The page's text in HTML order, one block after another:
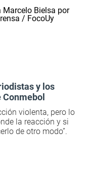
y los
Conmebol
violenta, pero lo
la reacción y si
de otro modo”.